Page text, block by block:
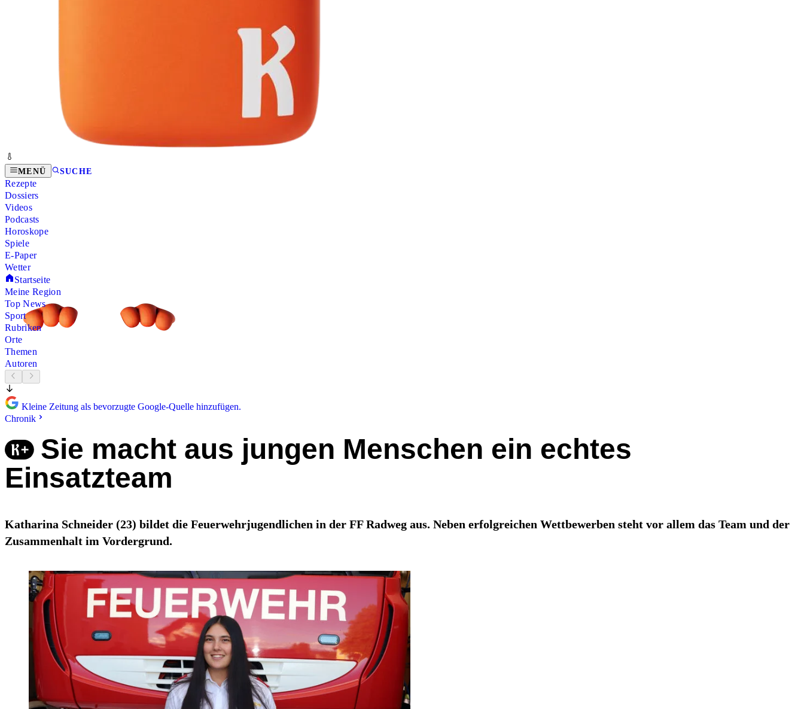
MENÜ SUCHE
Rezepte
Dossiers
Videos
Podcasts
Horoskope
Spiele
E-Paper
Wetter
Startseite
Meine Region
Top News
Sport
Rubriken
Orte
Themen
Autoren
Kleine Zeitung als bevorzugte Google-Quelle hinzufügen.
Chronik
Sie macht aus jungen Menschen ein echtes
Einsatzteam
Katharina Schneider (23) bildet die Feuerwehrjugendlichen in der FF Radweg aus. Neben erfolgreichen Wettbewerben steht vor allem das Team und der
Zusammenhalt im Vordergrund.